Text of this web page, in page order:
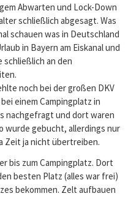
Abwarten und Lock-Down
schließlich abgesagt. Was
schauen was in Deutschland
in Bayern am Eiskanal und
schließlich an den
noch bei der großen DKV
einem Campingplatz in
nachgefragt und dort waren
wurde gebucht, allerdings nur
Zeit ja nicht übertreiben.
bis zum Campingplatz. Dort
besten Platz (alles war frei)
bekommen. Zelt aufbauen